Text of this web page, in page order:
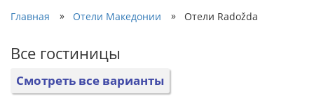
Главная » Отели Македонии » Отели Radožda
Все гостиницы
Смотреть все варианты